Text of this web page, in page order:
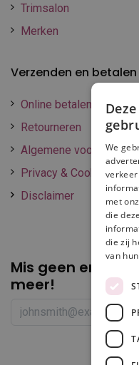
Trimsalon
Merken
Verzenden en betalen
Online betalen
Retourneren
Algemene voorwaarden
Privacy & Cookie policy
Disclaimer
Mis geen enkele
meer!
We
met
die
die zij
van